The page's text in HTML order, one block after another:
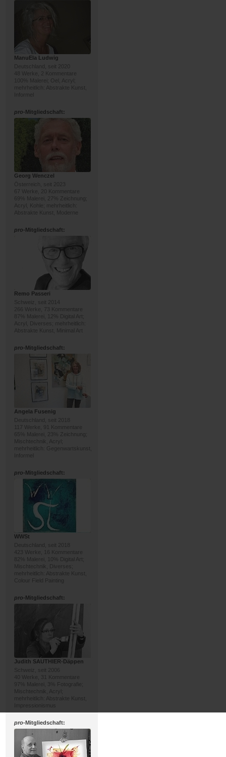
ManuEla Ludwig
Deutschland, seit 2020
48 Werke, 2 Kommentare
100% Malerei; Oel, Acryl;
mehrheitlich: Abstrakte Kunst,
Informel
pro-Mitgliedschaft:
Georg Wenczel
Österreich, seit 2023
67 Werke, 20 Kommentare
69% Malerei, 27% Zeichnung;
Acryl, Kohle; mehrheitlich:
Abstrakte Kunst, Moderne
pro-Mitgliedschaft:
Remo Passeri
Schweiz, seit 2014
266 Werke, 73 Kommentare
87% Malerei, 12% Digital Art;
Acryl, Diverses; mehrheitlich:
Abstrakte Kunst, Minimal Art
pro-Mitgliedschaft:
Angela Fusenig
Deutschland, seit 2018
117 Werke, 91 Kommentare
65% Malerei, 23% Zeichnung;
Mischtechnik, Acryl;
mehrheitlich: Gegenwartskunst,
Informel
pro-Mitgliedschaft:
WWSt
Deutschland, seit 2018
423 Werke, 16 Kommentare
82% Malerei, 10% Digital Art;
Mischtechnik, Diverses;
mehrheitlich: Abstrakte Kunst,
Colour Field Painting
pro-Mitgliedschaft:
Judith SAUTHIER-Däppen
Schweiz, seit 2006
40 Werke, 31 Kommentare
97% Malerei, 3% Fotografie;
Mischtechnik, Acryl;
mehrheitlich: Abstrakte Kunst,
Impressionismus
pro-Mitgliedschaft: